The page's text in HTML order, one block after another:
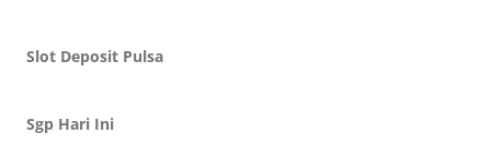
Slot Deposit Pulsa
Sgp Hari Ini